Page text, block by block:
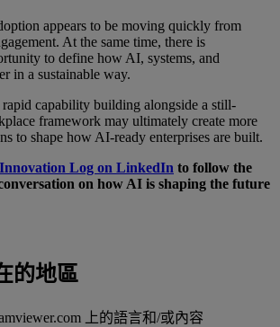
appears to be moving quickly from
At the same time, there is
to define how AI, systems, and
in a sustainable way.
capability building alongside a still-
framework may ultimately create more
to shape how AI-ready enterprises are built.
Innovation Log on LinkedIn to follow the
on how AI is shaping the future
的地區
上的語言和/或內容